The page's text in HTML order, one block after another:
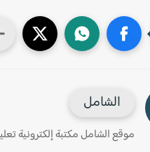
الشامل
موقع الشامل مكتبة إلكترونية